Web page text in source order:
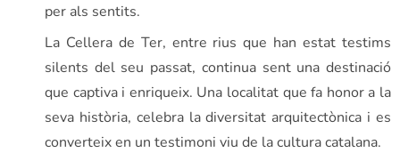
per als sentits.
La Cellera de Ter, entre rius que han estat testims
silents del seu passat, continua sent una destinació
que captiva i enriqueix. Una localitat que fa honor a la
seva història, celebra la diversitat arquitectònica i es
converteix en un testimoni viu de la cultura catalana.